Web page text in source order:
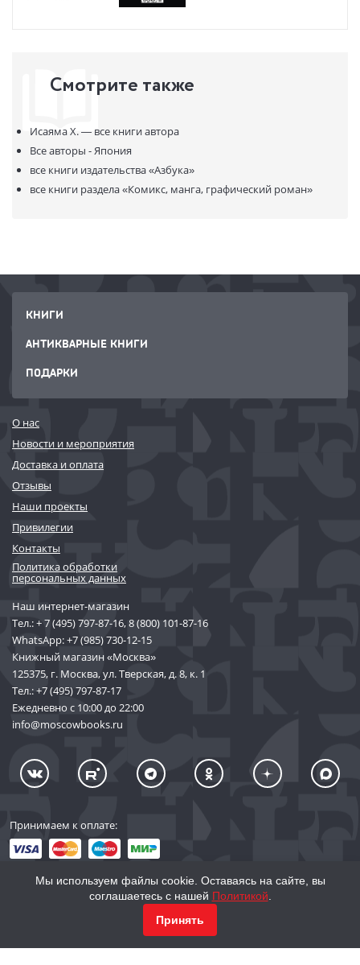
Смотрите также
Исаяма Х. — все книги автора
Все авторы - Япония
все книги издательства«Азбука»
все книги раздела«Комикс, манга, графический роман»
КНИГИ
АНТИКВАРНЫЕ КНИГИ
ПОДАРКИ
О нас
Новости и мероприятия
Доставка и оплата
Отзывы
Наши проекты
Привилегии
Контакты
Политика обработки
персональных данных
Наш интернет-магазин
Тел.:+ 7 (495) 797-87-16,8 (800) 101-87-16
WhatsApp:+7 (985) 730-12-15
Книжный магазин «Москва»
125375, г. Москва, ул. Тверская, д. 8, к. 1
Тел.:+7 (495) 797-87-17
Ежедневно с 10:00 до 22:00
info@moscowbooks.ru
Принимаем к оплате:
© 2002–2026 «Торговый Дом Книги «МОСКВА»
Мы используем файлы cookie. Оставаясь на сайте, вы
соглашаетесь с нашей Политикой
Принять